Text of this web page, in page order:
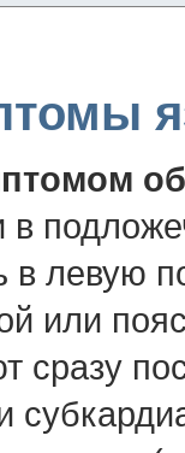
в левую
или
сразу